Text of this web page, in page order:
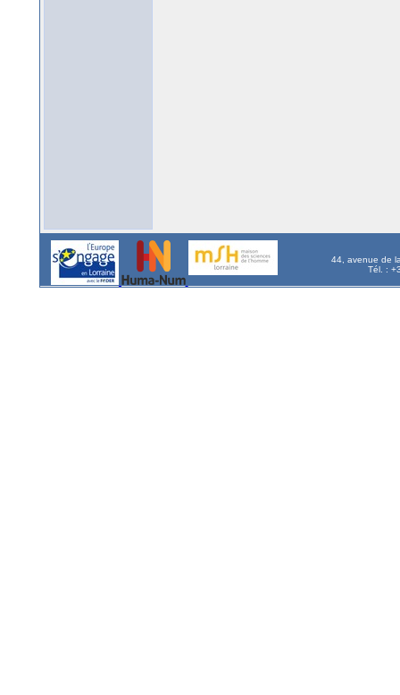
44, avenue de
Tél. :